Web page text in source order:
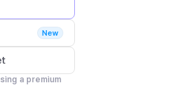
New
a premium